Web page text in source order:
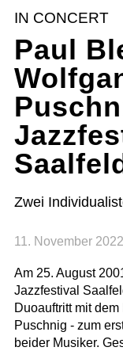
IN CONCERT
Paul
Zwei
11. November
Am 25. August
Jazzfestival
Duoauftritt mit
Puschnig - zum
beider Musiker.